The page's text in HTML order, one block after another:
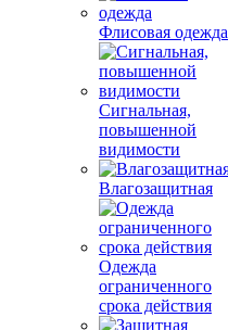
Флисовая одежда
Сигнальная,
повышенной
видимости
Влагозащитная
Одежда
ограниченного
срока действия